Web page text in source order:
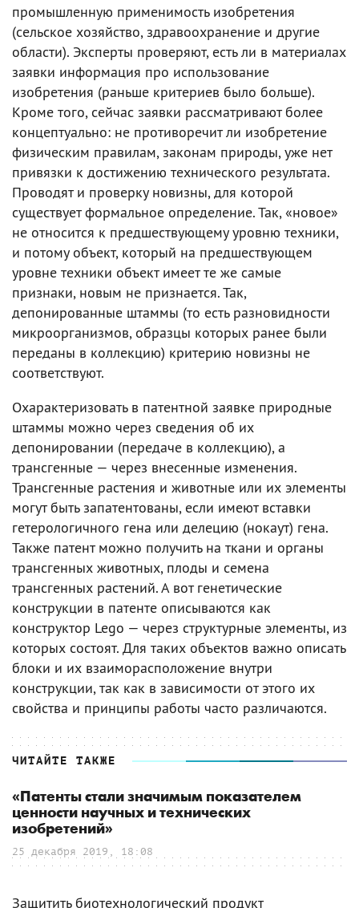
промышленную применимость изобретения
(сельское хозяйство, здравоохранение и другие
области). Эксперты проверяют, есть ли в материалах
заявки информация про использование
изобретения (раньше критериев было больше).
Кроме того, сейчас заявки рассматривают более
концептуально: не противоречит ли изобретение
физическим правилам, законам природы, уже нет
привязки к достижению технического результата.
Проводят и проверку новизны, для которой
существует формальное определение. Так, «новое»
не относится к предшествующему уровню техники,
и потому объект, который на предшествующем
уровне техники объект имеет те же самые
признаки, новым не признается. Так,
депонированные штаммы (то есть разновидности
микроорганизмов, образцы которых ранее были
переданы в коллекцию) критерию новизны не
соответствуют.
Охарактеризовать в патентной заявке природные
штаммы можно через сведения об их
депонировании (передаче в коллекцию), а
трансгенные — через внесенные изменения.
Трансгенные растения и животные или их элементы
могут быть запатентованы, если имеют вставки
гетерологичного гена или делецию (нокаут) гена.
Также патент можно получить на ткани и органы
трансгенных животных, плоды и семена
трансгенных растений. А вот генетические
конструкции в патенте описываются как
конструктор Lego — через структурные элементы, из
которых состоят. Для таких объектов важно описать
блоки и их взаиморасположение внутри
конструкции, так как в зависимости от этого их
свойства и принципы работы часто различаются.
ЧИТАЙТЕ ТАКЖЕ
«Патенты стали значимым показателем
ценности научных и технических
изобретений»
25 декабря 2019, 18:08
Защитить биотехнологический продукт